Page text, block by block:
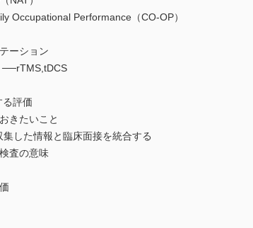
Performance（CO-OP）
ーション
評価
きたいこと
した情報と臨床面接を統合する
査の意味